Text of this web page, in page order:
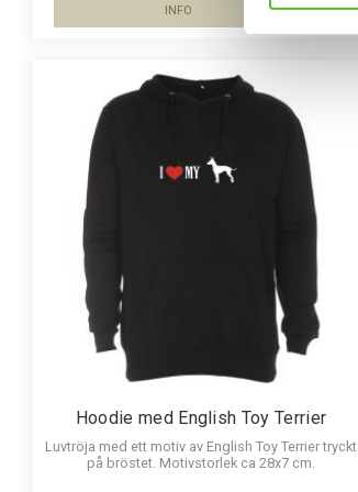
INFO
Hoodie med English Toy Terrier
Luvtröja med ett motiv av English Toy Terrier tryckt
på bröstet. Motivstorlek ca 28x7 cm.